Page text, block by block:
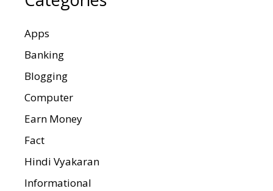
Apps
Banking
Blogging
Computer
Earn Money
Fact
Hindi Vyakaran
Informational